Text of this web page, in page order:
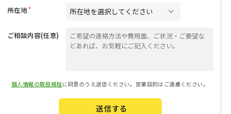
所在地*
ご相談内容(任意)
個人情報の取扱規程に同意のうえ送信ください。営業目的はご遠慮ください。
送信する